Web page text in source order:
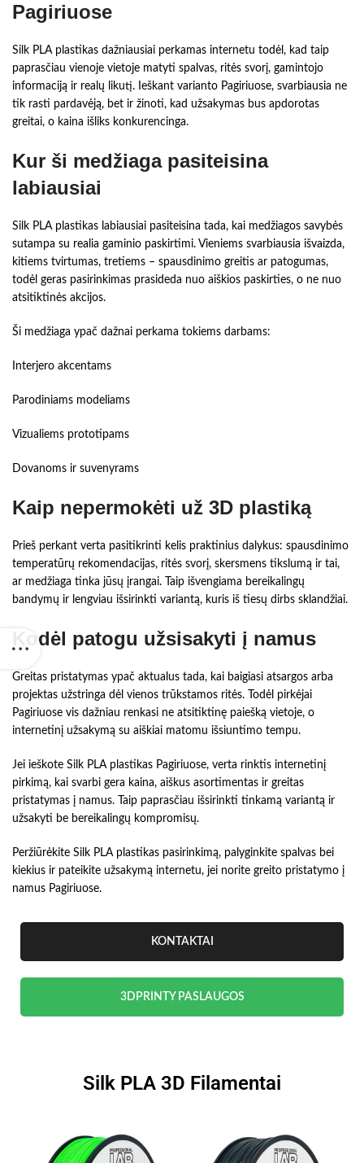
Pagiriuose
Silk PLA plastikas dažniausiai perkamas internetu todėl, kad taip
paprasčiau vienoje vietoje matyti spalvas, ritės svorį, gamintojo
informaciją ir realų likutį. Ieškant varianto Pagiriuose, svarbiausia ne
tik rasti pardavėją, bet ir žinoti, kad užsakymas bus apdorotas
greitai, o kaina išliks konkurencinga.
Kur ši medžiaga pasiteisina
labiausiai
Silk PLA plastikas labiausiai pasiteisina tada, kai medžiagos savybės
sutampa su realia gaminio paskirtimi. Vieniems svarbiausia išvaizda,
kitiems tvirtumas, tretiems – spausdinimo greitis ar patogumas,
todėl geras pasirinkimas prasideda nuo aiškios paskirties, o ne nuo
atsitiktinės akcijos.
Ši medžiaga ypač dažnai perkama tokiems darbams:
Interjero akcentams
Parodiniams modeliams
Vizualiems prototipams
Dovanoms ir suvenyrams
Kaip nepermokėti už 3D plastiką
Prieš perkant verta pasitikrinti kelis praktinius dalykus: spausdinimo
temperatūrų rekomendacijas, ritės svorį, skersmens tikslumą ir tai,
ar medžiaga tinka jūsų įrangai. Taip išvengiama bereikalingų
bandymų ir lengviau išsirinkti variantą, kuris iš tiesų dirbs sklandžiai.
Kodėl patogu užsisakyti į namus
Greitas pristatymas ypač aktualus tada, kai baigiasi atsargos arba
projektas užstringa dėl vienos trūkstamos ritės. Todėl pirkėjai
Pagiriuose vis dažniau renkasi ne atsitiktinę paiešką vietoje, o
internetinį užsakymą su aiškiai matomu išsiuntimo tempu.
Jei ieškote Silk PLA plastikas Pagiriuose, verta rinktis internetinį
pirkimą, kai svarbi gera kaina, aiškus asortimentas ir greitas
pristatymas į namus. Taip paprasčiau išsirinkti tinkamą variantą ir
užsakyti be bereikalingų kompromisų.
Peržiūrėkite Silk PLA plastikas pasirinkimą, palyginkite spalvas bei
kiekius ir pateikite užsakymą internetu, jei norite greito pristatymo į
namus Pagiriuose.
KONTAKTAI
3DPRINTY PASLAUGOS
Silk PLA 3D Filamentai